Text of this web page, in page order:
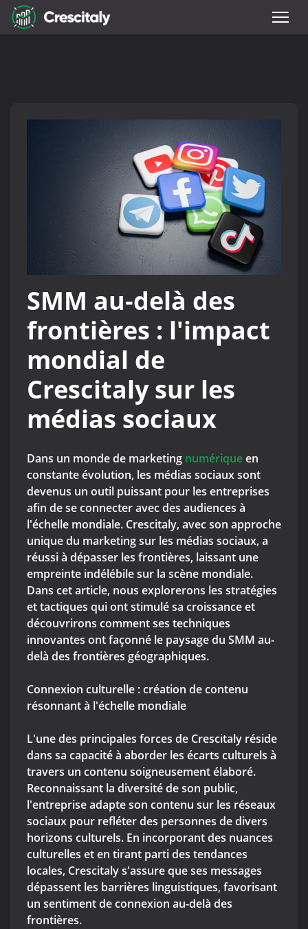
SMM au-delà des
frontières : l'impact
mondial de
Crescitaly sur les
médias sociaux
Dans un monde de marketing numériqueen
constante évolution, les médias sociaux sont
devenus un outil puissant pour les entreprises
afin de se connecter avec des audiences à
l'échelle mondiale. Crescitaly, avec son approche
unique du marketing sur les médias sociaux, a
réussi à dépasser les frontières, laissant une
empreinte indélébile sur la scène mondiale.
Dans cet article, nous explorerons les stratégies
et tactiques qui ont stimulé sa croissance et
découvrirons comment ses techniques
innovantes ont façonné le paysage du SMM au-
delà des frontières géographiques.
Connexion culturelle : création de contenu
résonnant à l'échelle mondiale
L'une des principales forces de Crescitaly réside
dans sa capacité à aborder les écarts culturels à
travers un contenu soigneusement élaboré.
Reconnaissant la diversité de son public,
l'entreprise adapte son contenu sur les réseaux
sociaux pour refléter des personnes de divers
horizons culturels. En incorporant des nuances
culturelles et en tirant parti des tendances
locales, Crescitaly s'assure que ses messages
dépassent les barrières linguistiques, favorisant
un sentiment de connexion au-delà des
frontières.